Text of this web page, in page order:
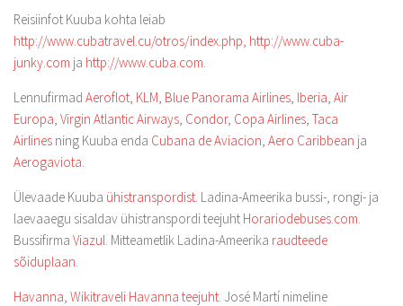
Reisiinfot Kuuba kohta leiab
http://www.cubatravel.cu/otros/index.php, http://www.cuba-
junky.com ja http://www.cuba.com.
Lennufirmad Aeroflot, KLM, Blue Panorama Airlines, Iberia, Air
Europa, Virgin Atlantic Airways, Condor, Copa Airlines, Taca
Airlines ning Kuuba enda Cubana de Aviacion, Aero Caribbean ja
Aerogaviota.
Ülevaade Kuuba ühistranspordist. Ladina-Ameerika bussi-, rongi- ja
laevaaegu sisaldav ühistranspordi teejuht Horariodebuses.com.
Bussifirma Viazul. Mitteametlik Ladina-Ameerika raudteede
sõiduplaan.
Havanna, Wikitraveli Havanna teejuht. José Martí nimeline